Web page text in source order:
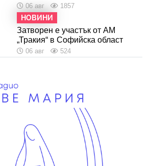
06 авг 1857
НОВИНИ
Затворен е участък от АМ
„Тракия“ в Софийска област
06 авг 524